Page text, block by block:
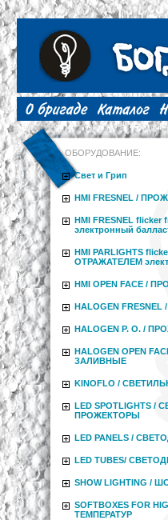
ОБОРУДОВАНИЕ:
Свет и Грип
HMI FRESNEL /
HMI FRESNEL
электронный
HMI PARLIGHTS
ОТРАЖАТЕЛЕМ
HMI OPEN FACE /
HALOGEN
HALOGEN P. O. /
HALOGEN OPEN
ЗАЛИВНЫЕ
KINOFLO /
LED SPOTLIGHTS
ПРОЖЕКТОРЫ
LED PANELS /
LED TUBES/
SHOW LIGHTING /
SOFTBOXES FOR
ТЕМПЕРАТУР